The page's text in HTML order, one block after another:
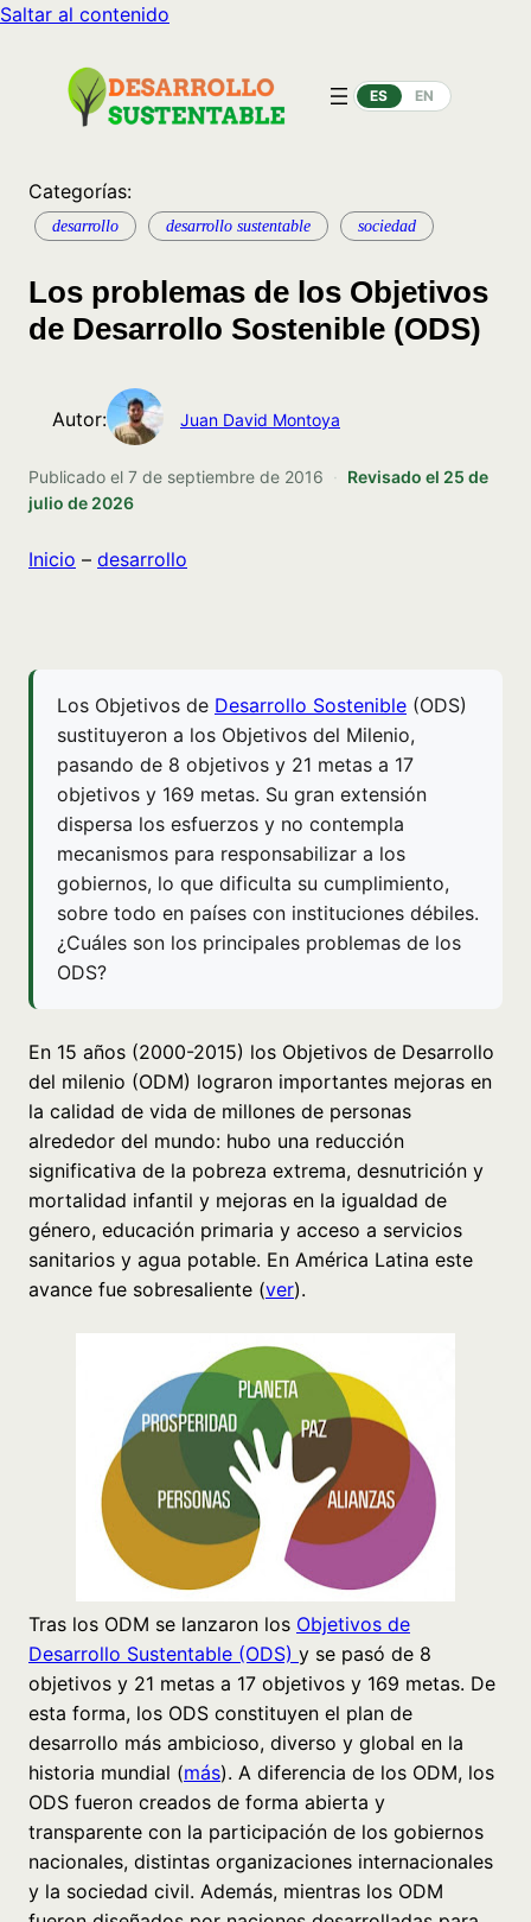
Saltar al contenido
ES EN
Categorías:
desarrollo desarrollo sustentable sociedad
Los problemas de los Objetivos
de Desarrollo Sostenible (ODS)
Autor: Juan David Montoya
Publicado el 7 de septiembre de 2016 · Revisado el 25 de
julio de 2026
Inicio – desarrollo
Los Objetivos de Desarrollo Sostenible (ODS)
sustituyeron a los Objetivos del Milenio,
pasando de 8 objetivos y 21 metas a 17
objetivos y 169 metas. Su gran extensión
dispersa los esfuerzos y no contempla
mecanismos para responsabilizar a los
gobiernos, lo que dificulta su cumplimiento,
sobre todo en países con instituciones débiles.
¿Cuáles son los principales problemas de los
ODS?
En 15 años (2000-2015) los Objetivos de Desarrollo
del milenio (ODM) lograron importantes mejoras en
la calidad de vida de millones de personas
alrededor del mundo: hubo una reducción
significativa de la pobreza extrema, desnutrición y
mortalidad infantil y mejoras en la igualdad de
género, educación primaria y acceso a servicios
sanitarios y agua potable. En América Latina este
avance fue sobresaliente (ver).
Tras los ODM se lanzaron los Objetivos de
Desarrollo Sustentable (ODS) y se pasó de 8
objetivos y 21 metas a 17 objetivos y 169 metas. De
esta forma, los ODS constituyen el plan de
desarrollo más ambicioso, diverso y global en la
historia mundial (más). A diferencia de los ODM, los
ODS fueron creados de forma abierta y
transparente con la participación de los gobiernos
nacionales, distintas organizaciones internacionales
y la sociedad civil. Además, mientras los ODM